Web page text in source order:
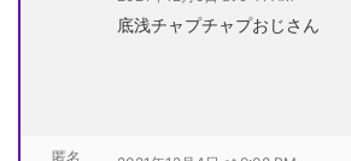
底浅チャプチャプおじさん
匿名